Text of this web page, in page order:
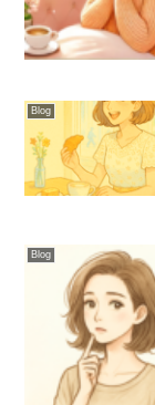
Blog
Blog